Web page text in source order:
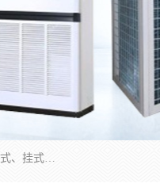
防爆正压分析小屋；不锈钢、碳钢材质防爆正压通风柜，分上下、左右、外挂三种款式；立式、挂式防爆配电柜体；不锈钢、碳钢防爆变频、磁力、星三角启动器；不锈钢、碳钢、铸铝防爆控制箱柜；可操作按键、多块式防爆仪表箱；多材质防爆接线箱；台式防爆电脑、防爆监视器。产品适配石油、化工、煤炭、电力、纺织、酿酒、航天、铁路、冶金、船舶、消防、市政等多行业工况使用。